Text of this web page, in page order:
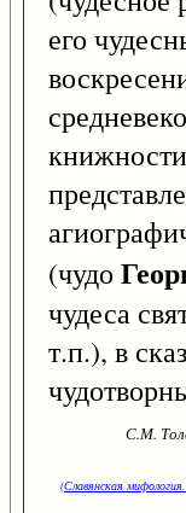
его
(чудо
чудеса
т.п.), в
С.М.
(Славянская